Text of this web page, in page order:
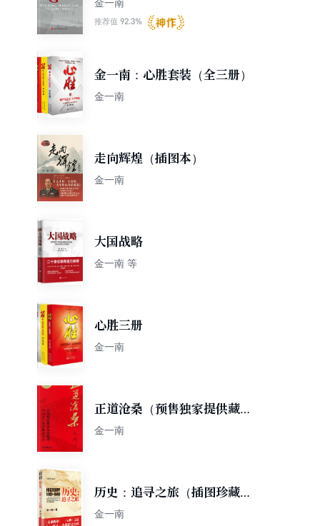
金一南
推荐值 92.3%
金一南：心胜套装（全三册）
金一南
走向辉煌（插图本）
金一南
大国战略
金一南 等
心胜三册
金一南
正道沧桑（预售独家提供藏书
票金一南教授2022力作）
金一南
历史：追寻之旅（插图珍藏
本）
金一南